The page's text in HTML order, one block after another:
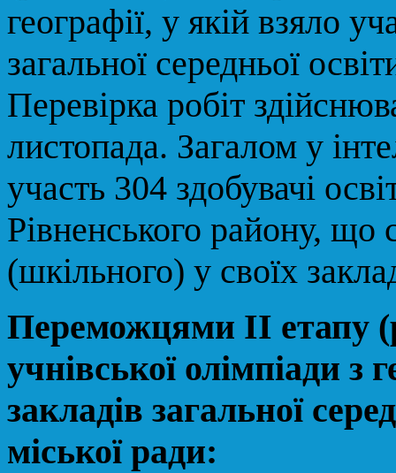
географії, у якій взяло
загальної середньої
Перевірка робіт
листопада. Загалом у
участь 304 здобувачі
Рівненського району,
(шкільного) у своїх
Переможцями ІІ етапу
учнівської олімпіади з
закладів загальної
міської ради: